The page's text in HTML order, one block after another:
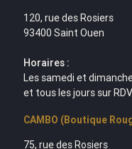
120, rue des Rosiers
93400 Saint Ouen
Horaires :
Les samedi et
et tous les jours sur RDV.
CAMBO (Boutique
75, rue des Rosiers